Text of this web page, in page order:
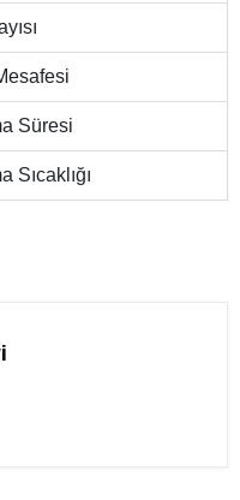
Süresi
Sıcaklığı